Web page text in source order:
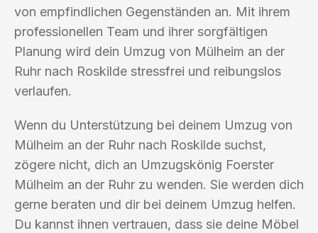
von empfindlichen Gegenständen an. Mit ihrem
professionellen Team und ihrer sorgfältigen
Planung wird dein Umzug von Mülheim an der
Ruhr nach Roskilde stressfrei und reibungslos
verlaufen.
Wenn du Unterstützung bei deinem Umzug von
Mülheim an der Ruhr nach Roskilde suchst,
zögere nicht, dich an Umzugskönig Foerster
Mülheim an der Ruhr zu wenden. Sie werden dich
gerne beraten und dir bei deinem Umzug helfen.
Du kannst ihnen vertrauen, dass sie deine Möbel